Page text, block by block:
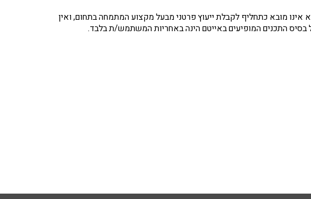
מובא כתחליף לקבלת ייעוץ פרטני מבעל מקצוע המתמחה בתחום, ואין
התכנים המופיעים באייטם הינה באחריות המשתמש/ת בלבד.